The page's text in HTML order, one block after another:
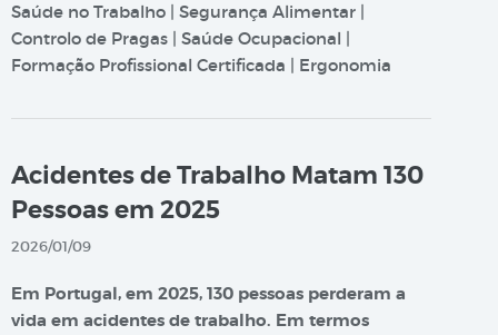
Saúde no Trabalho | Segurança Alimentar |
Controlo de Pragas | Saúde Ocupacional |
Formação Profissional Certificada | Ergonomia
Acidentes de Trabalho Matam 130
Pessoas em 2025
2026/01/09
Em Portugal, em 2025, 130 pessoas perderam a
vida em acidentes de trabalho. Em termos